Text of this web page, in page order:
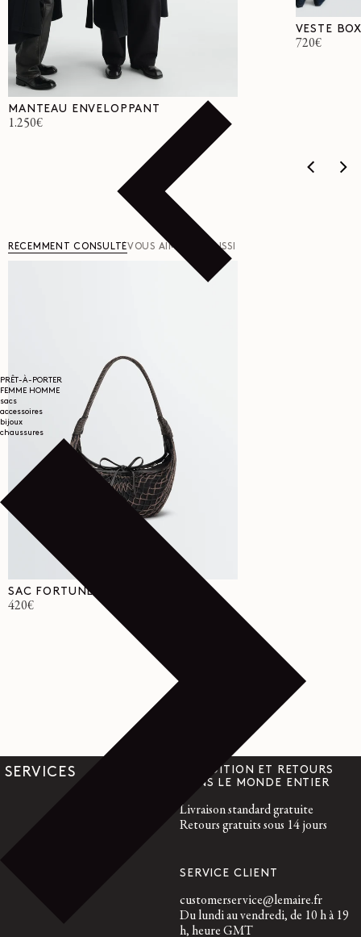
PRÊT-À-PORTER
FEMME HOMME
sacs
accessoires
bijoux
chaussures
MANTEAU ENVELOPPANT
Prix
1.250€
VESTE
Prix
720€
RÉCEMMENT CONSULTÉVOUS AIMERIEZ AUSSI
SAC FORTUNE CROISSANT FILT
Prix
420€
SERVICES
EXPÉDITION ET RETOURS
DANS LE MONDE ENTIER
Livraison standard gratuite
Retours gratuits sous 14 jours
SERVICE CLIENT
customerservice@lemaire.fr
Du lundi au vendredi, de 10 h à 19
h, heure GMT